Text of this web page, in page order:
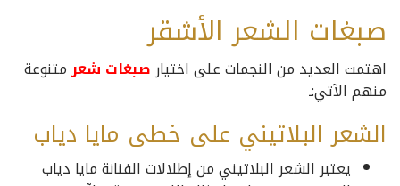
صبغات الشعر الأشقر
اهتمت العديد من النجمات على اختيارصبغات شعرمتنوعة
منهم الآتي:ـ
الشعر البلاتيني على خطى مايا دياب
يعتبر الشعر البلاتيني من إطلالات الفنانة مايا دياب